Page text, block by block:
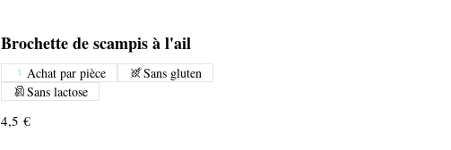
Brochette de scampis à l'ail
4,5 €
Achat par pièce
Sans gluten
Sans lactose